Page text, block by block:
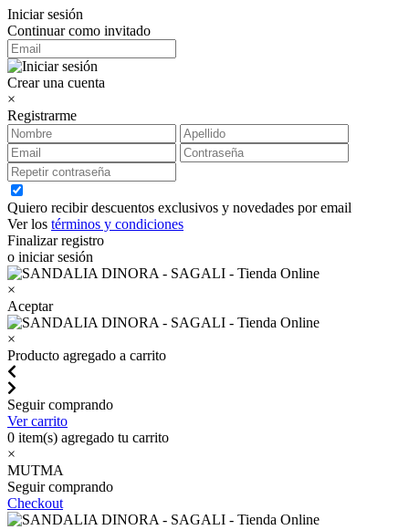
Iniciar sesión
Continuar como invitado
Crear una cuenta
×
Registrarme
Quiero recibir descuentos exclusivos y novedades por email
Ver los términos y condiciones
Finalizar registro
o iniciar sesión
×
Aceptar
×
Producto agregado a carrito
Seguir comprando
Ver carrito
0 item(s) agregado tu carrito
×
MUTMA
Seguir comprando
Checkout